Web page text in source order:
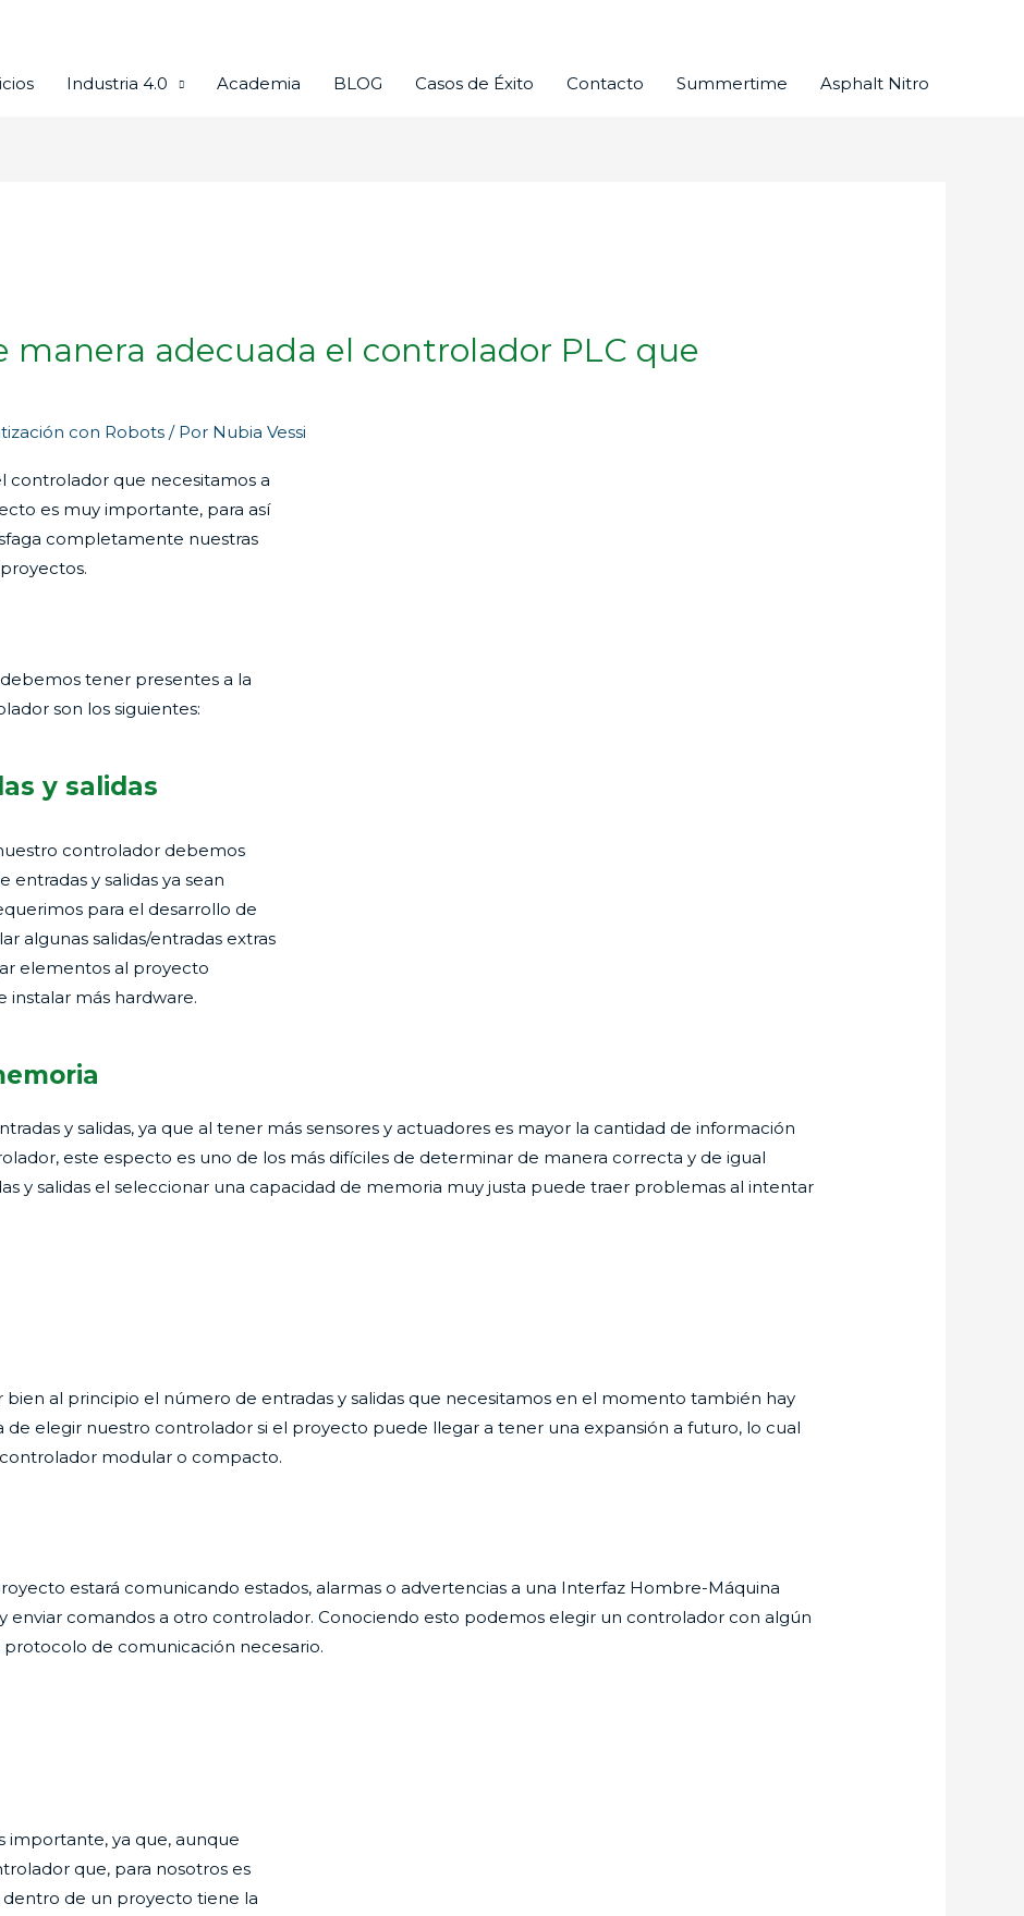
Industria 4.0 Academia BLOG Casos de Éxito Contacto Summertime Asphalt Nitro
manera adecuada el controlador PLC que
con Robots / Por Nubia Vessi
controlador que necesitamos a
es muy importante, para así
completamente nuestras
tener presentes a la
son los siguientes:
y salidas
controlador debemos
y salidas ya sean
para el desarrollo de
algunas salidas/entradas extras
elementos al proyecto
instalar más hardware.
y salidas, ya que al tener más sensores y actuadores es mayor la cantidad de información
este especto es uno de los más difíciles de determinar de manera correcta y de igual
y salidas el seleccionar una capacidad de memoria muy justa puede traer problemas al intentar
al principio el número de entradas y salidas que necesitamos en el momento también hay
de elegir nuestro controlador si el proyecto puede llegar a tener una expansión a futuro, lo cual
modular o compacto.
estará comunicando estados, alarmas o advertencias a una Interfaz Hombre-Máquina
enviar comandos a otro controlador. Conociendo esto podemos elegir un controlador con algún
de comunicación necesario.
importante, ya que, aunque
que, para nosotros es
de un proyecto tiene la